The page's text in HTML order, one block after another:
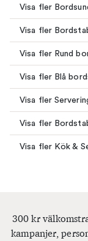
Visa fler
Visa fler
Visa fler Rund
Visa fler Blå
Visa fler
Visa fler
Visa fler Kök &
300 kr
kampanjer,